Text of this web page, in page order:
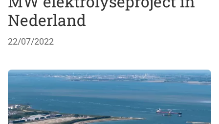
Nederland
22/07/2022